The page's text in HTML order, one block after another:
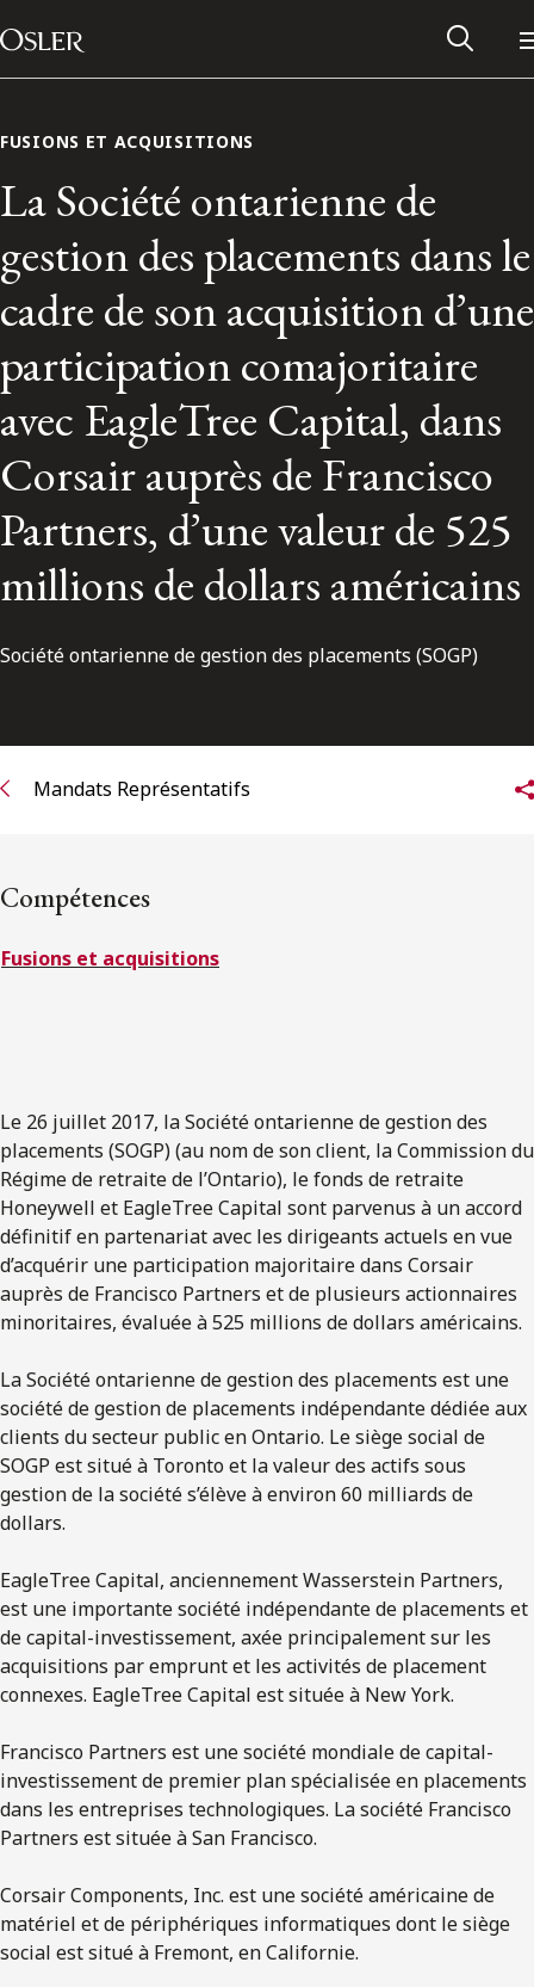
Passer au contenu
Main Navigation
Réseau des anciens d’Osler
Contactez-nous
ENGLISH
FUSIONS ET ACQUISITIONS
La Société ontarienne de
gestion des placements dans le
cadre de son acquisition d’une
participation comajoritaire
avec EagleTree Capital, dans
Corsair auprès de Francisco
Partners, d’une valeur de 525
millions de dollars américains
Société ontarienne de gestion des placements (SOGP)
Mandats Représentatifs
Compétences
Fusions et acquisitions
Le 26 juillet 2017, la Société ontarienne de gestion des
placements (SOGP) (au nom de son client, la Commission du
Régime de retraite de l’Ontario), le fonds de retraite
Honeywell et EagleTree Capital sont parvenus à un accord
définitif en partenariat avec les dirigeants actuels en vue
d’acquérir une participation majoritaire dans Corsair
auprès de Francisco Partners et de plusieurs actionnaires
minoritaires, évaluée à 525 millions de dollars américains.
La Société ontarienne de gestion des placements est une
société de gestion de placements indépendante dédiée aux
clients du secteur public en Ontario. Le siège social de
SOGP est situé à Toronto et la valeur des actifs sous
gestion de la société s’élève à environ 60 milliards de
dollars.
EagleTree Capital, anciennement Wasserstein Partners,
est une importante société indépendante de placements et
de capital-investissement, axée principalement sur les
acquisitions par emprunt et les activités de placement
connexes. EagleTree Capital est située à New York.
Francisco Partners est une société mondiale de capital-
investissement de premier plan spécialisée en placements
dans les entreprises technologiques. La société Francisco
Partners est située à San Francisco.
Corsair Components, Inc. est une société américaine de
matériel et de périphériques informatiques dont le siège
social est situé à Fremont, en Californie.